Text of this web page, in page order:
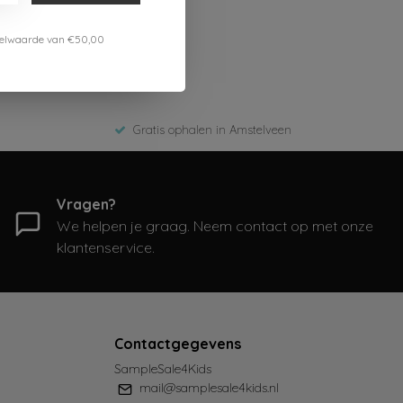
Gratis ophalen in Amstelveen
Vragen?
We helpen je graag. Neem contact op met onze
klantenservice.
Contactgegevens
SampleSale4Kids
mail@samplesale4kids.nl
van €50,00